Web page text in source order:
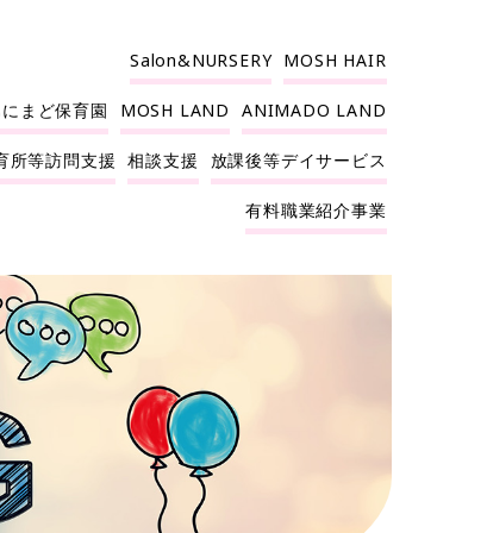
Salon&NURSERY MOSH HAIR
まど保育園 MOSH LAND ANIMADO LAND
所等訪問支援 相談支援 放課後等デイサービス
有料職業紹介事業